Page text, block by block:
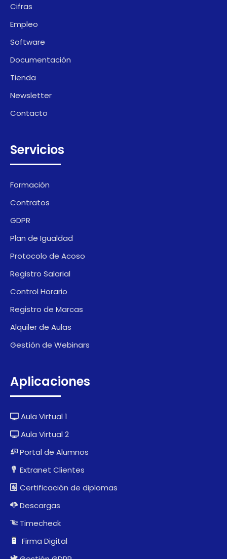
Cifras
Empleo
Software
Documentación
Tienda
Newsletter
Contacto
Servicios
Formación
Contratos
GDPR
Plan de Igualdad
Protocolo de Acoso
Registro Salarial
Control Horario
Registro de Marcas
Alquiler de Aulas
Gestión de Webinars
Aplicaciones
Aula Virtual 1
Aula Virtual 2
Portal de Alumnos
Extranet Clientes
Certificación de diplomas
Descargas
Timecheck
Firma Digital